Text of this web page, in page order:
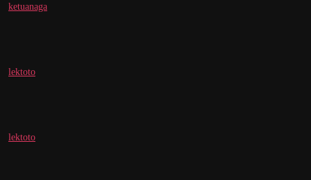
ketuanaga
lektoto
lektoto